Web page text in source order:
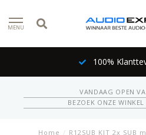
MENU
100%
VANDAAG OPEN
BEZOEK ONZE
Home / R12SUB KIT 2x SUB